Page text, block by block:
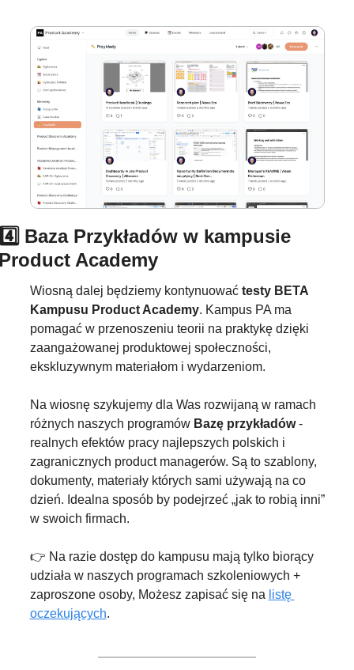
Baza Przykładów w kampusie
Academy
Wiosną dalej będziemy kontynuować testy BETA
Kampusu Product Academy. Kampus PA ma
pomagać w przenoszeniu teorii na praktykę dzięki
zaangażowanej produktowej społeczności,
ekskluzywnym materiałom i wydarzeniom.
Na wiosnę szykujemy dla Was rozwijaną w ramach
różnych naszych programów Bazę przykładów -
realnych efektów pracy najlepszych polskich i
zagranicznych product managerów. Są to szablony,
dokumenty, materiały których sami używają na co
dzień. Idealna sposób by podejrzeć „jak to robią inni”
w swoich firmach.
👉 Na razie dostęp do kampusu mają tylko biorący
udziała w naszych programach szkoleniowych +
zaproszone osoby, Możesz zapisać się na listę
oczekujących.